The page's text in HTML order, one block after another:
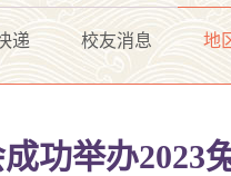
递 校友消息 地
功举办2023